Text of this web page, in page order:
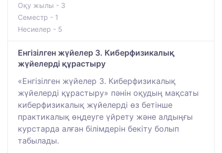
Оқу жылы - 3
Семестр - 1
Несиелер - 5
Енгізілген жүйелер 3. Киберфизикалық
жүйелерді құрастыру
«Енгізілген жүйелер 3. Киберфизикалық
жүйелерді құрастыру» пәнін оқудың мақсаты
киберфизикалық жүйелерді өз бетінше
практикалық өңдеуге үйрету және алдыңғы
курстарда алған білімдерін бекіту болып
табылады.